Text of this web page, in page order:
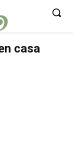
casa